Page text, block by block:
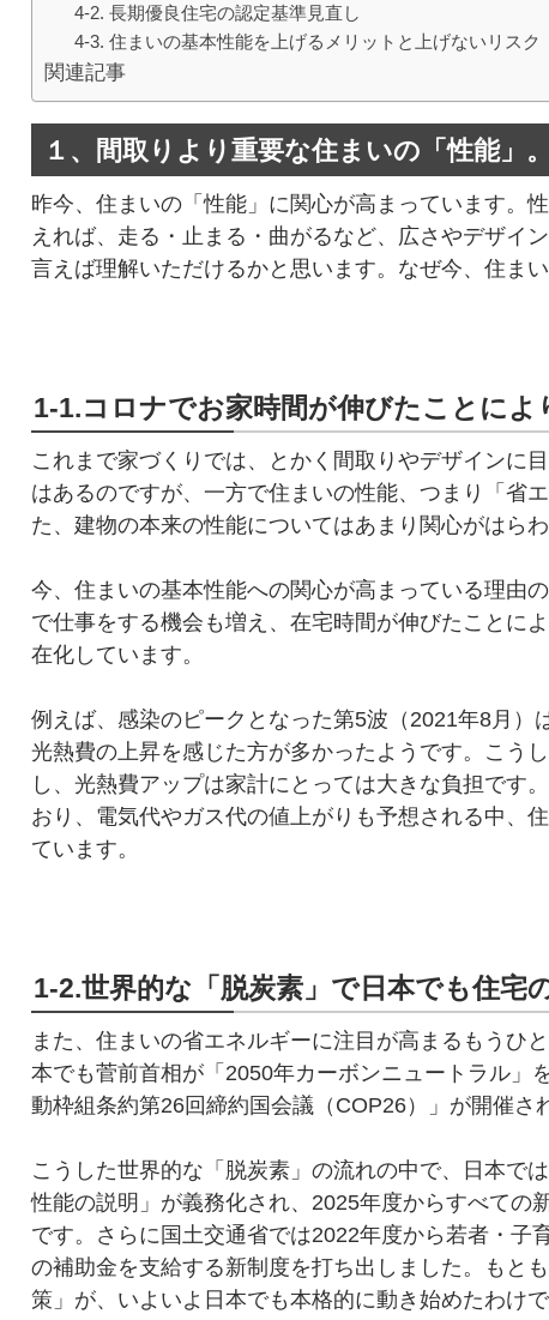
4-2. 長期優良住宅の認定基準見直し
4-3. 住まいの基本性能を上げるメリットと上げないリスク
関連記事
１、間取りより重要な住まいの「性能」
昨今、住まいの「性能」に関心が高まっています。
えれば、走る・止まる・曲がるなど、広さやデザイ
言えば理解いただけるかと思います。なぜ今、住ま
1-1.コロナでお家時間が伸びたことに
これまで家づくりでは、とかく間取りやデザインに
はあるのですが、一方で住まいの性能、つまり「省
た、建物の本来の性能についてはあまり関心がはら
今、住まいの基本性能への関心が高まっている理由
で仕事をする機会も増え、在宅時間が伸びたことに
在化しています。
例えば、感染のピークとなった第5波（2021年8月
光熱費の上昇を感じた方が多かったようです。こう
し、光熱費アップは家計にとっては大きな負担です
おり、電気代やガス代の値上がりも予想される中、
ています。
1-2.世界的な「脱炭素」で日本でも住宅
また、住まいの省エネルギーに注目が高まるもうひ
本でも菅前首相が「2050年カーボンニュートラル」
動枠組条約第26回締約国会議（COP26）」が開催さ
こうした世界的な「脱炭素」の流れの中で、日本で
性能の説明」が義務化され、2025年度からすべての
です。さらに国土交通省では2022年度から若者・子
の補助金を支給する新制度を打ち出しました。もと
策」が、いよいよ日本でも本格的に動き始めたわけで